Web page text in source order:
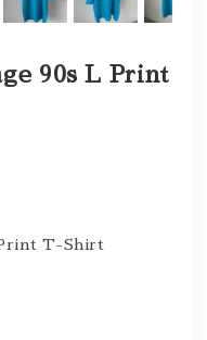
90s L Print
T-Shirt